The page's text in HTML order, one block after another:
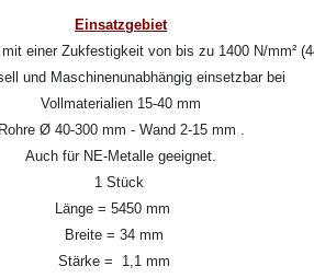
Einsatzgebiet
einer Zukfestigkeit von bis zu 1400 N/mm²
und Maschinenunabhängig einsetzbar bei
Vollmaterialien 15-40 mm
Rohre Ø 40-300 mm - Wand 2-15 mm .
Auch für NE-Metalle geeignet.
1 Stück
Länge = 5450 mm
Breite = 34 mm
Stärke = 1,1 mm